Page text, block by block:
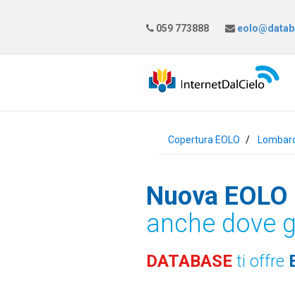
059 773888
Copertura EOLO
Nuova EOLO
anche dove
DATABASE ti offre